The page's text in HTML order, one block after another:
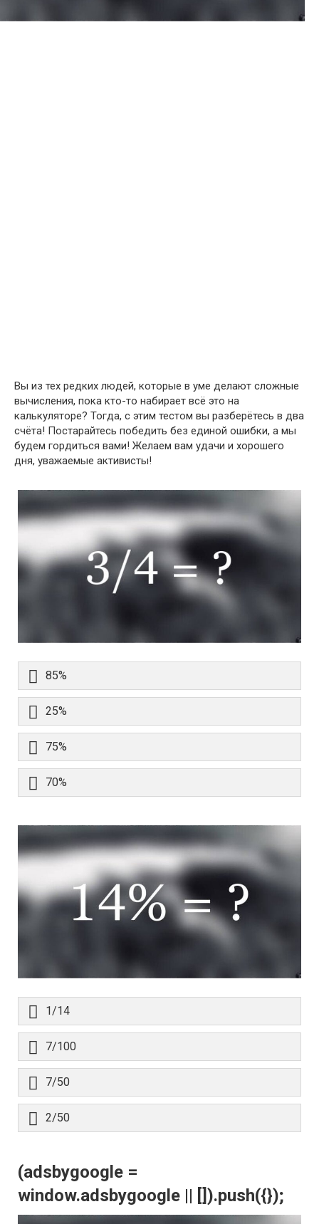
Вы из тех редких людей, которые в уме делают сложные
вычисления, пока кто-то набирает всё это на
калькуляторе? Тогда, с этим тестом вы разберётесь в два
счёта! Постарайтесь победить без единой ошибки, а мы
будем гордиться вами! Желаем вам удачи и хорошего
дня, уважаемые активисты!
85%
25%
75%
70%
1/14
7/100
7/50
2/50
(adsbygoogle =
window.adsbygoogle || []).push({});